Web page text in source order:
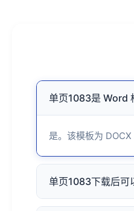
单页1083是 Word
是。该模板为
单页1083下载后可